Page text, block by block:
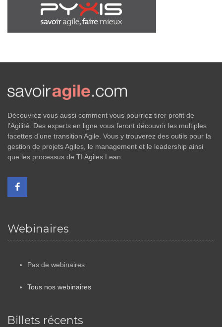
Découvrez vous aussi comment vous pourriez tirer profit de
l’Agilité. Des experts en ligne vous feront découvrir les multiples
facettes d’une transition Agile. Vous y trouverez des outils pour la
gestion de projets Agiles, le management et le leadership ainsi
que les processus de TI Agiles Lean.
Webinaires
Pas de webinaires
Tous nos webinaires
Billets récents